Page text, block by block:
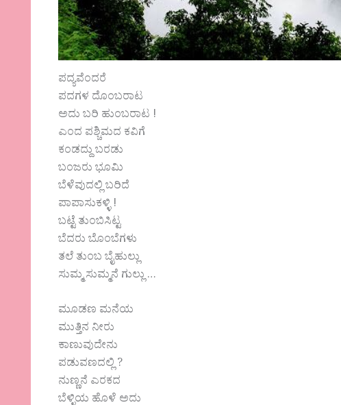
ಪದ್ಯವೆಂದರೆ
ಪದಗಳ ದೊಂಬರಾಟ
ಅದು ಬರಿ ಹುಂಬರಾಟ !
ಎಂದ ಪಶ್ಚಿಮದ ಕವಿಗೆ
ಕಂಡದ್ದು ಬರಡು
ಬಂಜರು ಭೂಮಿ
ಬೆಳೆವುದಲ್ಲಿ ಬರಿದೆ
ಪಾಪಾಸುಕಳ್ಳಿ !
ಬಟ್ಟೆ ತುಂಬಿಸಿಟ್ಟ
ಬೆದರು ಬೊಂಬೆಗಳು
ತಲೆ ತುಂಬ ಬೈಹುಲ್ಲು
ಸುಮ್ಮ ಸುಮ್ಮನೆ ಗುಲ್ಲು …
ಮೂಡಣ ಮನೆಯ
ಮುತ್ತಿನ ನೀರು
ಕಾಣುವುದೇನು
ಪಡುವಣದಲ್ಲಿ ?
ನುಣ್ಣನೆ ಎರಕದ
ಬೆಳ್ಳಿಯ ಹೊಳೆ ಅದು